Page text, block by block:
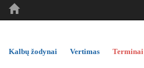
Kalbų žodynai Vertimas Terminai